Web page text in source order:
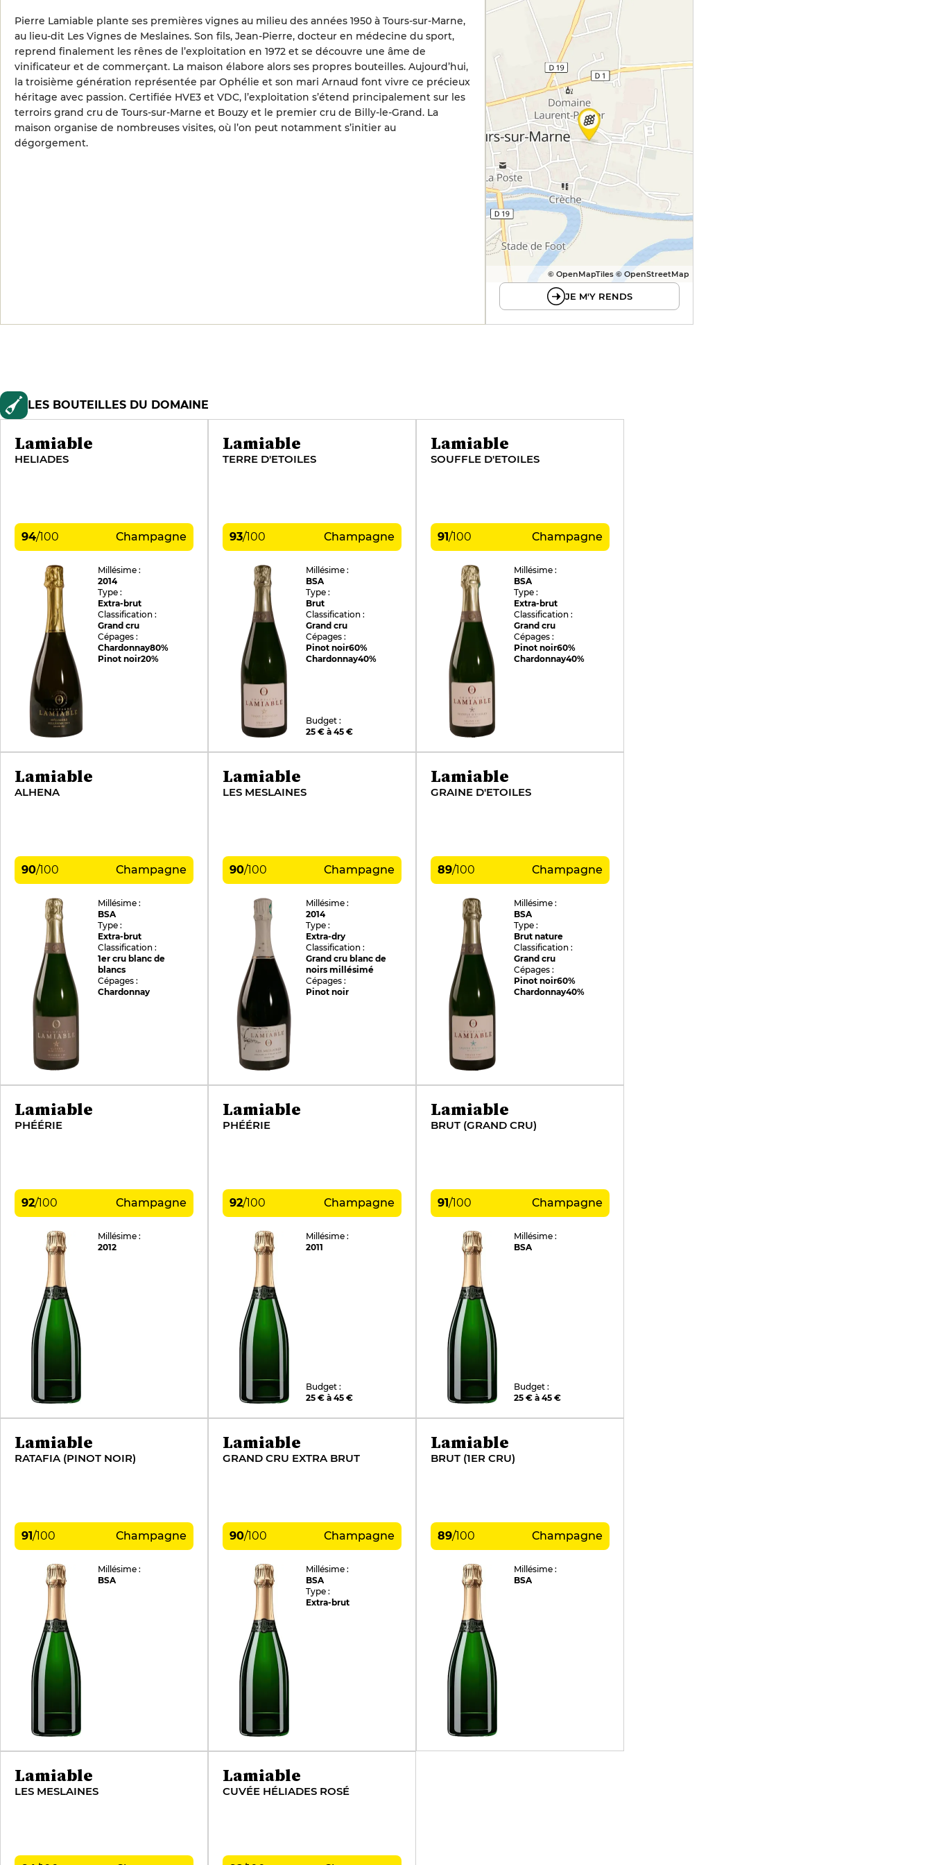
Pierre Lamiable plante ses premières vignes au milieu des années 1950 à Tours-sur-Marne,
au lieu-dit Les Vignes de Meslaines. Son fils, Jean-Pierre, docteur en médecine du sport,
reprend finalement les rênes de l’exploitation en 1972 et se découvre une âme de
vinificateur et de commerçant. La maison élabore alors ses propres bouteilles. Aujourd’hui,
la troisième génération représentée par Ophélie et son mari Arnaud font vivre ce précieux
héritage avec passion. Certifiée HVE3 et VDC, l’exploitation s’étend principalement sur les
terroirs grand cru de Tours-sur-Marne et Bouzy et le premier cru de Billy-le-Grand. La
maison organise de nombreuses visites, où l’on peut notamment s’initier au
dégorgement.
© OpenMapTiles © OpenStreetMap
JE M'Y RENDS
LES BOUTEILLES DU DOMAINE
Lamiable
HELIADES
94/100 Champagne
Millésime :
2014
Type :
Extra-brut
Classification :
Grand cru
Cépages :
Chardonnay80%
Pinot noir20%
Lamiable
TERRE D'ETOILES
93/100 Champagne
Millésime :
BSA
Type :
Brut
Classification :
Grand cru
Cépages :
Pinot noir60%
Chardonnay40%
Budget :
25 € à 45 €
Lamiable
SOUFFLE D'ETOILES
91/100 Champagne
Millésime :
BSA
Type :
Extra-brut
Classification :
Grand cru
Cépages :
Pinot noir60%
Chardonnay40%
Lamiable
ALHENA
90/100 Champagne
Millésime :
BSA
Type :
Extra-brut
Classification :
1er cru blanc de
blancs
Cépages :
Chardonnay
Lamiable
LES MESLAINES
90/100 Champagne
Millésime :
2014
Type :
Extra-dry
Classification :
Grand cru blanc de
noirs millésimé
Cépages :
Pinot noir
Lamiable
GRAINE D'ETOILES
89/100 Champagne
Millésime :
BSA
Type :
Brut nature
Classification :
Grand cru
Cépages :
Pinot noir60%
Chardonnay40%
Lamiable
PHÉÉRIE
92/100 Champagne
Millésime :
2012
Lamiable
PHÉÉRIE
92/100 Champagne
Millésime :
2011
Budget :
25 € à 45 €
Lamiable
BRUT (GRAND CRU)
91/100 Champagne
Millésime :
BSA
Budget :
25 € à 45 €
Lamiable
RATAFIA (PINOT NOIR)
91/100 Champagne
Millésime :
BSA
Lamiable
GRAND CRU EXTRA BRUT
90/100 Champagne
Millésime :
BSA
Type :
Extra-brut
Lamiable
BRUT (1ER CRU)
89/100 Champagne
Millésime :
BSA
Lamiable
LES MESLAINES
Lamiable
CUVÉE HÉLIADES ROSÉ